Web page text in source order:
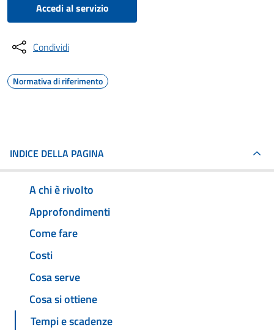
Accedi al servizio
Condividi
Normativa di riferimento
INDICE DELLA PAGINA
A chi è rivolto
Approfondimenti
Come fare
Costi
Cosa serve
Cosa si ottiene
Tempi e scadenze